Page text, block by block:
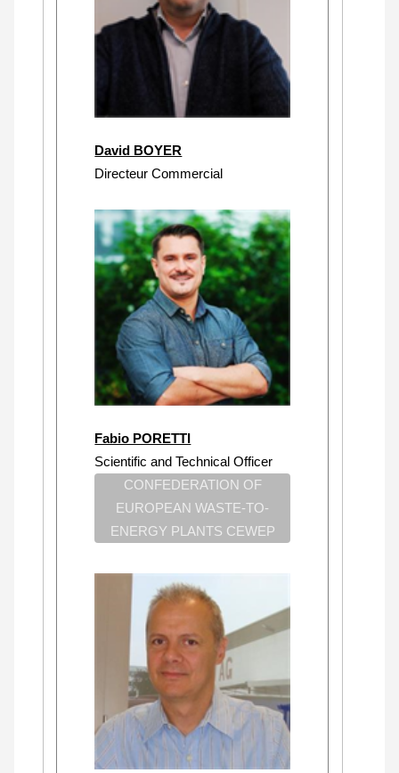
David BOYER
Directeur Commercial
Fabio PORETTI
Scientific and Technical Officer
CONFEDERATION OF
EUROPEAN WASTE-TO-
ENERGY PLANTS CEWEP